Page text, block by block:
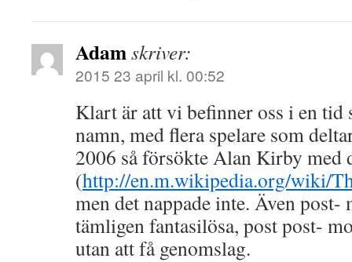
Adamskriver:
2015 23 april kl. 00:52
Klart är att vi befinner oss i en tid
namn, med flera spelare som
2006 så försökte Alan Kirby med
(http://en.m.wikipedia.org/wiki/
men det nappade inte. Även
tämligen fantasilösa, post post-
utan att få genomslag.